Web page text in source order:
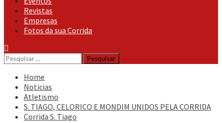
Revistas
Empresas
Fotos da sua Corrida
Pesquisar
por:
Home
Noticias
Atletismo
S. TIAGO, CELORICO E MONDIM UNIDOS PELA CORRIDA
Corrida S. Tiago